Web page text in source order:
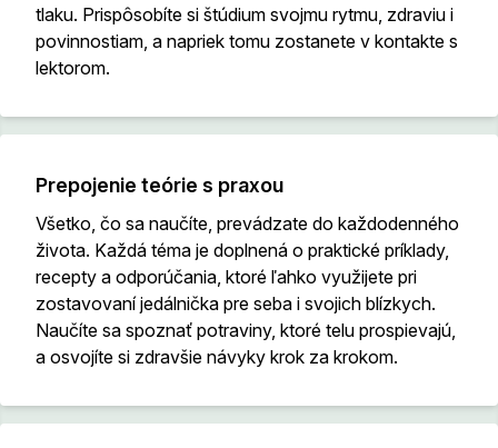
tlaku. Prispôsobíte si štúdium svojmu rytmu, zdraviu i
povinnostiam, a napriek tomu zostanete v kontakte s
lektorom.
Prepojenie teórie s praxou
Všetko, čo sa naučíte, prevádzate do každodenného
života. Každá téma je doplnená o praktické príklady,
recepty a odporúčania, ktoré ľahko využijete pri
zostavovaní jedálnička pre seba i svojich blízkych.
Naučíte sa spoznať potraviny, ktoré telu prospievajú,
a osvojíte si zdravšie návyky krok za krokom.